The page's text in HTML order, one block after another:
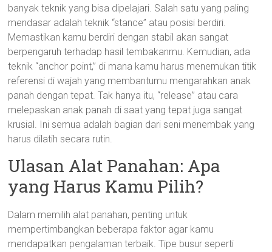
banyak teknik yang bisa dipelajari. Salah satu yang paling
mendasar adalah teknik “stance” atau posisi berdiri.
Memastikan kamu berdiri dengan stabil akan sangat
berpengaruh terhadap hasil tembakanmu. Kemudian, ada
teknik “anchor point,” di mana kamu harus menemukan titik
referensi di wajah yang membantumu mengarahkan anak
panah dengan tepat. Tak hanya itu, “release” atau cara
melepaskan anak panah di saat yang tepat juga sangat
krusial. Ini semua adalah bagian dari seni menembak yang
harus dilatih secara rutin.
Ulasan Alat Panahan: Apa
yang Harus Kamu Pilih?
Dalam memilih alat panahan, penting untuk
mempertimbangkan beberapa faktor agar kamu
mendapatkan pengalaman terbaik. Tipe busur seperti